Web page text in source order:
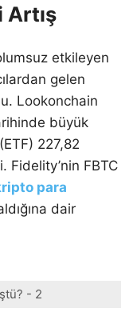
Artış
etkileyen
gelen
Lookonchain
büyük
227,82
Fidelity’nin FBTC
para
dair
- 2